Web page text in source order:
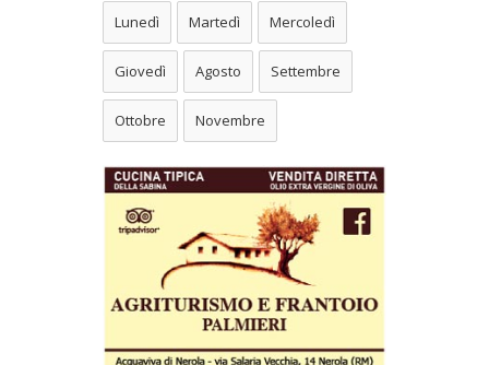
Lunedì Martedì Mercoledì
Giovedì Agosto Settembre
Ottobre Novembre